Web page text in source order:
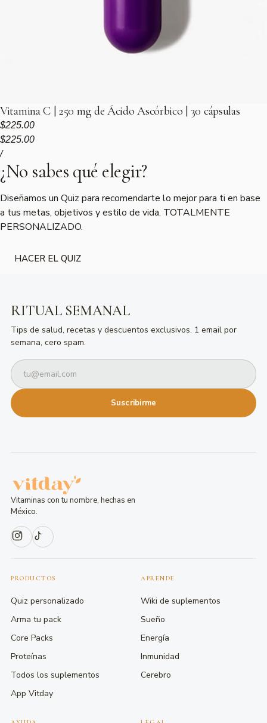
Vitamina C | 250 mg de Ácido Ascórbico | 30 cápsulas
Precio regular
$225.00
Precio de venta
$225.00Precio regular
Precio unitario
/por
¿No sabes qué elegir?
Diseñamos un Quiz para recomendarte lo mejor para ti en base
a tus metas, objetivos y estilo de vida. TOTALMENTE
PERSONALIZADO.
HACER EL QUIZ
RITUAL SEMANAL
Tips de salud, recetas y descuentos exclusivos. 1 email por
semana, cero spam.
Suscribirme
Vitaminas con tu nombre, hechas en
México.
PRODUCTOS
Quiz personalizado
Arma tu pack
Core Packs
Proteínas
Todos los suplementos
App Vitday
APRENDE
Wiki de suplementos
Sueño
Energía
Inmunidad
Cerebro